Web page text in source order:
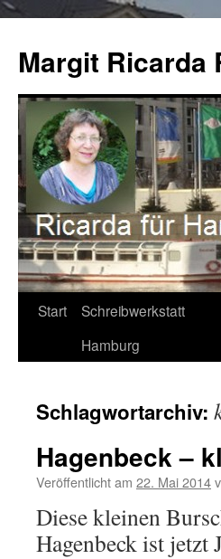
springen
Margit Ricarda
Start
Schreibwerkstatt
Hamburg
Schlagwortarchiv:
Hagenbeck –
Veröffentlicht am 22. Mai 2014
Diese kleinen
Hagenbeck ist jetzt